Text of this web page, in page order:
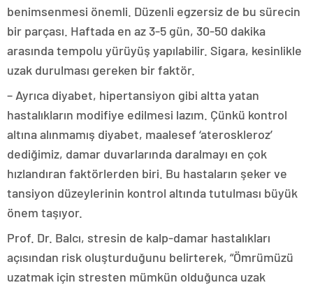
benimsenmesi önemli. Düzenli egzersiz de bu sürecin
bir parçası. Haftada en az 3-5 gün, 30-50 dakika
arasında tempolu yürüyüş yapılabilir. Sigara, kesinlikle
uzak durulması gereken bir faktör.
– Ayrıca diyabet, hipertansiyon gibi altta yatan
hastalıkların modifiye edilmesi lazım. Çünkü kontrol
altına alınmamış diyabet, maalesef ‘ateroskleroz’
dediğimiz, damar duvarlarında daralmayı en çok
hızlandıran faktörlerden biri. Bu hastaların şeker ve
tansiyon düzeylerinin kontrol altında tutulması büyük
önem taşıyor.
Prof. Dr. Balcı, stresin de kalp-damar hastalıkları
açısından risk oluşturduğunu belirterek, “Ömrümüzü
uzatmak için stresten mümkün olduğunca uzak